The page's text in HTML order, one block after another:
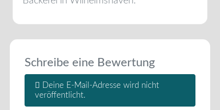
Schreibe eine Bewertung
Deine E-Mail-Adresse wird nicht
veröffentlicht.